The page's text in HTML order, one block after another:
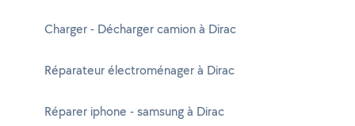
Charger - Décharger camion à Dirac
Réparateur électroménager à Dirac
Réparer iphone - samsung à Dirac